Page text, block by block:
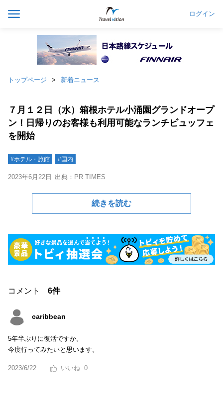
ログイン
トップページ 新着ニュース
７月１２日（水）箱根ホテル小涌園グランドオープ
ン！日帰りのお客様も利用可能なランチビュッフェ
を開始
#ホテル・旅館 #国内
2023年6月22日 出典：PR TIMES
続きを読む
コメント 6件
caribbean
5年半ぶりに復活ですか。
今度行ってみたいと思います。
2023/6/22 0